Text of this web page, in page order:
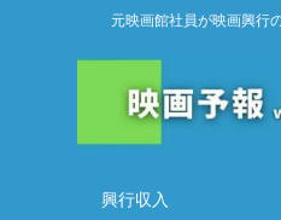
元映画館社員が映画興行
興行収入